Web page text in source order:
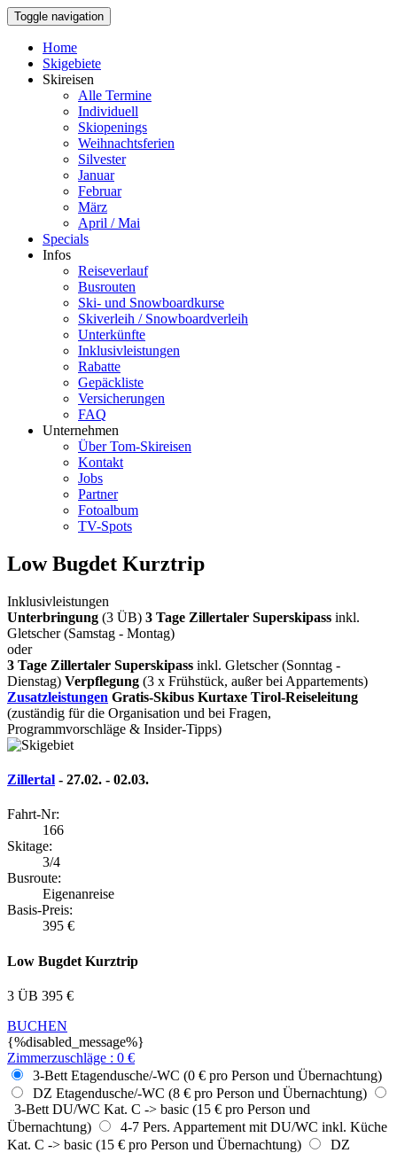
Toggle navigation
Home
Skigebiete
Skireisen
Alle Termine
Individuell
Skiopenings
Weihnachtsferien
Silvester
Januar
Februar
März
April / Mai
Specials
Infos
Reiseverlauf
Busrouten
Ski- und Snowboardkurse
Skiverleih / Snowboardverleih
Unterkünfte
Inklusivleistungen
Rabatte
Gepäckliste
Versicherungen
FAQ
Unternehmen
Über Tom-Skireisen
Kontakt
Jobs
Partner
Fotoalbum
TV-Spots
Low Bugdet Kurztrip
Inklusivleistungen
Unterbringung (3 ÜB) 3 Tage Zillertaler Superskipass inkl.
Gletscher (Samstag - Montag)
oder
3 Tage Zillertaler Superskipass inkl. Gletscher (Sonntag -
Dienstag) Verpflegung (3 x Frühstück, außer bei Appartements)
Zusatzleistungen Gratis-Skibus Kurtaxe Tirol-Reiseleitung
(zuständig für die Organisation und bei Fragen,
Programmvorschläge & Insider-Tipps)
Zillertal - 27.02. - 02.03.
Fahrt-Nr:
166
Skitage:
3/4
Busroute:
Eigenanreise
Basis-Preis:
395 €
Low Bugdet Kurztrip
3 ÜB 395 €
BUCHEN
{%disabled_message%}
Zimmerzuschläge : 0 €
3-Bett Etagendusche/-WC (0 € pro Person und Übernachtung)
DZ Etagendusche/-WC (8 € pro Person und Übernachtung)
3-Bett DU/WC Kat. C -> basic (15 € pro Person und
Übernachtung)
4-7 Pers. Appartement mit DU/WC inkl. Küche
Kat. C -> basic (15 € pro Person und Übernachtung)
DZ